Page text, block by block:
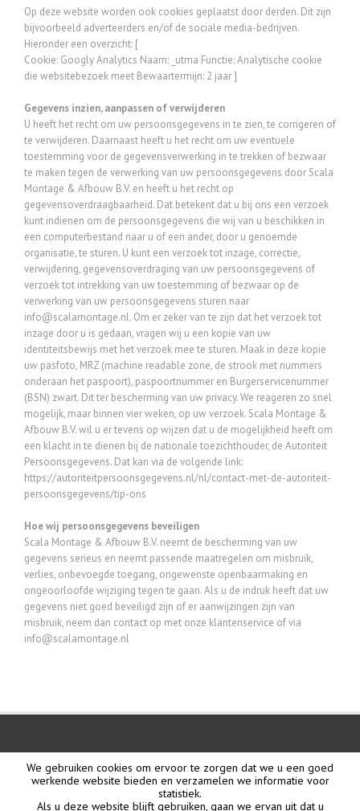
We gebruiken cookies om ervoor te zorgen dat we u een goed
werkende website bieden en verzamelen we informatie voor
statistiek.
Als u deze website blijft gebruiken, gaan we ervan uit dat u
Op deze website worden ook cookies geplaatst door derden. Dit zijn
bijvoorbeeld adverteerders en/of de sociale media-bedrijven.
Hieronder een overzicht: [
Cookie: Googly Analytics Naam: _utma Functie: Analytische cookie
die websitebezoek meet Bewaartermijn: 2 jaar ]
Gegevens inzien, aanpassen of verwijderen
U heeft het recht om uw persoonsgegevens in te zien, te corrigeren of
te verwijderen. Daarnaast heeft u het recht om uw eventuele
toestemming voor de gegevensverwerking in te trekken of bezwaar
te maken tegen de verwerking van uw persoonsgegevens door Scala
Montage & Afbouw B.V. en heeft u het recht op
gegevensoverdraagbaarheid. Dat betekent dat u bij ons een verzoek
kunt indienen om de persoonsgegevens die wij van u beschikken in
een computerbestand naar u of een ander, door u genoemde
organisatie, te sturen. U kunt een verzoek tot inzage, correctie,
verwijdering, gegevensoverdraging van uw persoonsgegevens of
verzoek tot intrekking van uw toestemming of bezwaar op de
verwerking van uw persoonsgegevens sturen naar
info@scalamontage.nl. Om er zeker van te zijn dat het verzoek tot
inzage door u is gedaan, vragen wij u een kopie van uw
identiteitsbewijs met het verzoek mee te sturen. Maak in deze kopie
uw pasfoto, MRZ (machine readable zone, de strook met nummers
onderaan het paspoort), paspoortnummer en Burgerservicenummer
(BSN) zwart. Dit ter bescherming van uw privacy. We reageren zo snel
mogelijk, maar binnen vier weken, op uw verzoek. Scala Montage &
Afbouw B.V. wil u er tevens op wijzen dat u de mogelijkheid heeft om
een klacht in te dienen bij de nationale toezichthouder, de Autoriteit
Persoonsgegevens. Dat kan via de volgende link:
https://autoriteitpersoonsgegevens.nl/nl/contact-met-de-autoriteit-
persoonsgegevens/tip-ons
Hoe wij persoonsgegevens beveiligen
Scala Montage & Afbouw B.V. neemt de bescherming van uw
gegevens serieus en neemt passende maatregelen om misbruik,
verlies, onbevoegde toegang, ongewenste openbaarmaking en
ongeoorloofde wijziging tegen te gaan. Als u de indruk heeft dat uw
gegevens niet goed beveiligd zijn of er aanwijzingen zijn van
misbruik, neem dan contact op met onze klantenservice of via
info@scalamontage.nl